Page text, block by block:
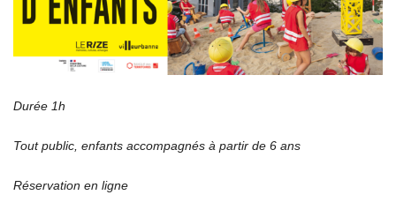
Durée 1h
Tout public, enfants accompagnés à partir de 6 ans
Réservation en ligne